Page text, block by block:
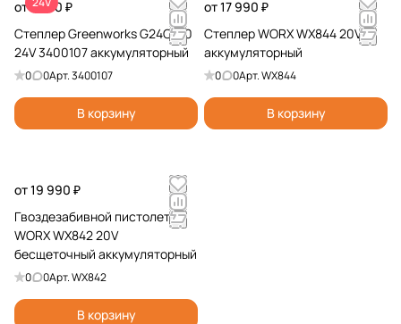
от 7 490 ₽
Степлер Greenworks G24CS10
24V 3400107 аккумуляторный
0 0Арт.3400107
В корзину
от 17 990 ₽
Степлер WORX WX844 20V
аккумуляторный
0 0Арт.WX844
В корзину
от 19 990 ₽
Гвоздезабивной пистолет
WORX WX842 20V
бесщеточный аккумуляторный
0 0Арт.WX842
В корзину